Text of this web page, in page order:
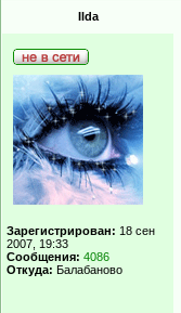
Ilda
Зарегистрирован: 18 сен
2007, 19:33
Сообщения: 4086
Откуда: Балабаново